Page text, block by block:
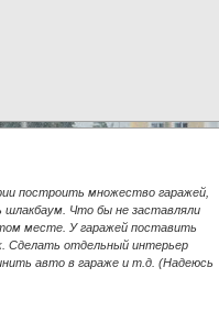
построить множество гаражей,
Что бы не заставляли
месте. У гаражей поставить
Сделать отдельный интерьер
авто в гараже и т.д. (Надеюсь